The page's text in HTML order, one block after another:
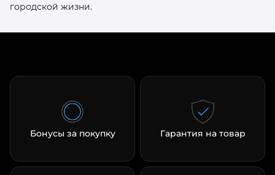
городской жизни.
Бонусы за покупку Гарантия на товар